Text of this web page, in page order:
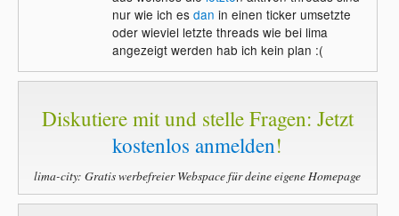
nur wie ich es dan in einen ticker umsetzte
oder wieviel letzte threads wie bei lima
angezeigt werden hab ich kein plan :(
Diskutiere mit und stelle Fragen: Jetzt
kostenlos anmelden!
lima-city: Gratis werbefreier Webspace für deine eigene Homepage